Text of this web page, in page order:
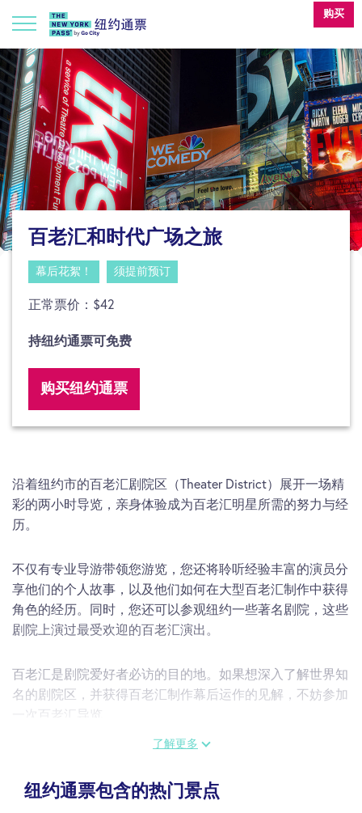
购买
百老汇和时代广场之旅
幕后花絮！ 须提前预订
正常票价：$42
持纽约通票可免费
购买纽约通票
沿着纽约市的百老汇剧院区（Theater District）展开一场精
彩的两小时导览，亲身体验成为百老汇明星所需的努力与经
历。
不仅有专业导游带领您游览，您还将聆听经验丰富的演员分
享他们的个人故事，以及他们如何在大型百老汇制作中获得
角色的经历。同时，您还可以参观纽约一些著名剧院，这些
剧院上演过最受欢迎的百老汇演出。
百老汇是剧院爱好者必访的目的地。如果想深入了解世界知
名的剧院区，并获得百老汇制作幕后运作的见解，不妨参加
一次百老汇导览。
世界上最繁忙、最充满活力的十字路口的独特魅力。为了让
行程更充实，您可以将百老汇导览与时代广场导览结合起
了解更多
纽约通票包含的热门景点